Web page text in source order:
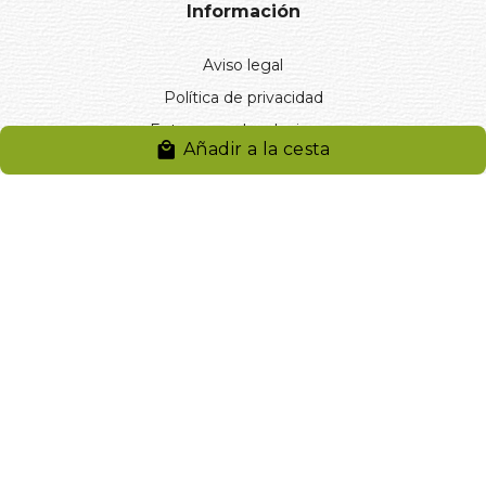
Añadir a la cesta
Información
Aviso legal
Política de privacidad
Entregas y devoluciones